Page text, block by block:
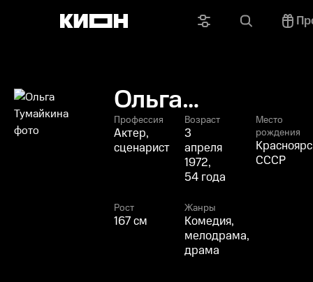
Ольга
Тумайкина
Профессия
Актер,
сценарист
Возраст
3
апреля
1972,
54 года
Место
рождения
СССР
Рост
167 см
Жанры
Комедия,
мелодрама,
драма